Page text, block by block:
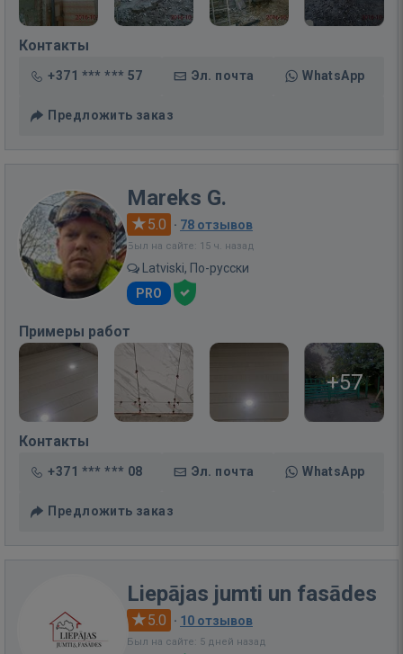
Контакты
+371 *** *** 57 Эл. почта WhatsApp
Предложить заказ
Mareks G.
5.0 · 78 отзывов
Был на сайте: 15 ч. назад
Latviski, По-русски
PRO
Примеры работ
+57
Контакты
+371 *** *** 08 Эл. почта WhatsApp
Предложить заказ
Liepājas jumti un fasādes
5.0 · 10 отзывов
Был на сайте: 5 дней назад